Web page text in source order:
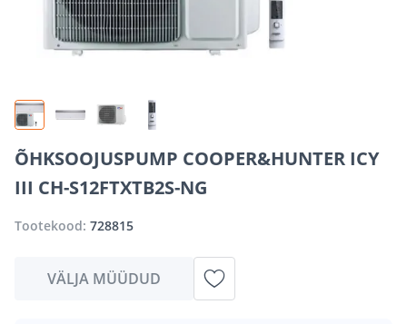
ÕHKSOOJUSPUMP COOPER&HUNTER ICY
III CH-S12FTXTB2S-NG
Tootekood: 728815
VÄLJA MÜÜDUD